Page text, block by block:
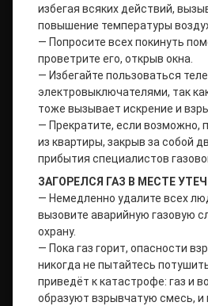
избегая всяких действий,
повышение температуры
— Попросите всех покинуть
проветрите его, открыв окна.
— Избегайте пользоваться
электровыключателями, так
тоже вызывает искрение и
— Прекратите, если возможно,
из квартиры, закрыв за собой
прибытия специалистов
ЗАГОРЕЛСЯ ГАЗ В МЕСТЕ
— Немедленно удалите всех
вызовите аварийную газовую
охрану.
— Пока газ горит, опасности
никогда не пытайтесь
приведёт к катастрофе: газ и
образуют взрывчатую смесь, и